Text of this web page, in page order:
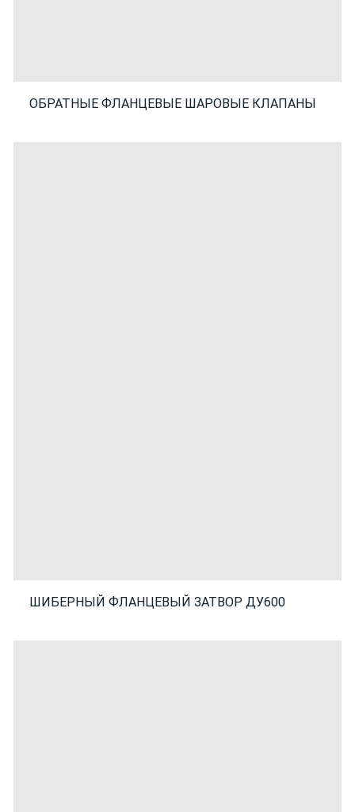
ОБРАТНЫЕ ФЛАНЦЕВЫЕ ШАРОВЫЕ КЛАПАНЫ
ШИБЕРНЫЙ ФЛАНЦЕВЫЙ ЗАТВОР ДУ600